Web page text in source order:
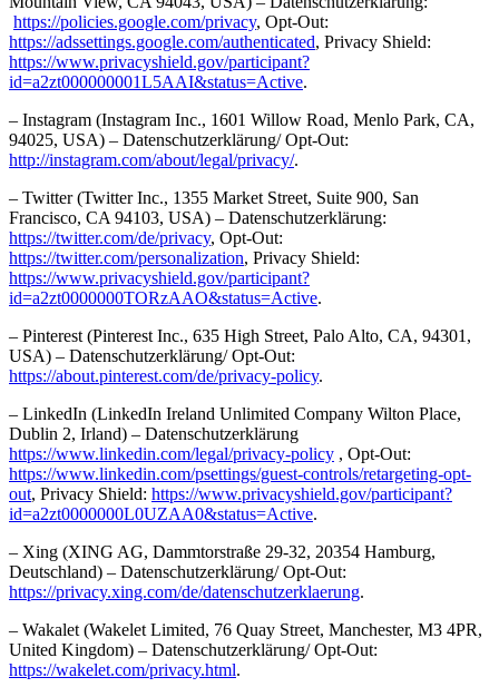
https://policies.google.com/privacy, Opt-Out:
https://adssettings.google.com/authenticated, Privacy Shield:
https://www.privacyshield.gov/participant?
id=a2zt000000001L5AAI&status=Active.
– Instagram (Instagram Inc., 1601 Willow Road, Menlo Park, CA,
94025, USA) – Datenschutzerklärung/ Opt-Out:
http://instagram.com/about/legal/privacy/.
– Twitter (Twitter Inc., 1355 Market Street, Suite 900, San
Francisco, CA 94103, USA) – Datenschutzerklärung:
https://twitter.com/de/privacy, Opt-Out:
https://twitter.com/personalization, Privacy Shield:
https://www.privacyshield.gov/participant?
id=a2zt0000000TORzAAO&status=Active.
– Pinterest (Pinterest Inc., 635 High Street, Palo Alto, CA, 94301,
USA) – Datenschutzerklärung/ Opt-Out:
https://about.pinterest.com/de/privacy-policy.
– LinkedIn (LinkedIn Ireland Unlimited Company Wilton Place,
Dublin 2, Irland) – Datenschutzerklärung
https://www.linkedin.com/legal/privacy-policy , Opt-Out:
https://www.linkedin.com/psettings/guest-controls/retargeting-opt-
out, Privacy Shield: https://www.privacyshield.gov/participant?
id=a2zt0000000L0UZAA0&status=Active.
– Xing (XING AG, Dammtorstraße 29-32, 20354 Hamburg,
Deutschland) – Datenschutzerklärung/ Opt-Out:
https://privacy.xing.com/de/datenschutzerklaerung.
– Wakalet (Wakelet Limited, 76 Quay Street, Manchester, M3 4PR,
United Kingdom) – Datenschutzerklärung/ Opt-Out:
https://wakelet.com/privacy.html.